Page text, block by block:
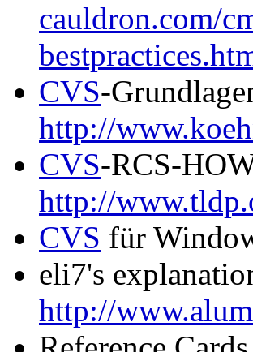
cauldron.com/
CVS-
http://
CVS-RCS-
http://
CVS für
eli7's
http://